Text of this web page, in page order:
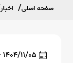
صفحه اصلی اخبار
1404/11/05 - 12:49